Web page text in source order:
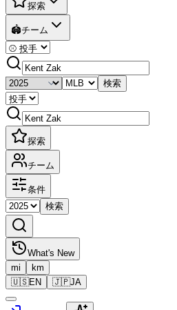
探索
🏟️チーム
検索
探索
チーム
条件
検索
What's New
mi
km
🇺🇸EN 🇯🇵JA